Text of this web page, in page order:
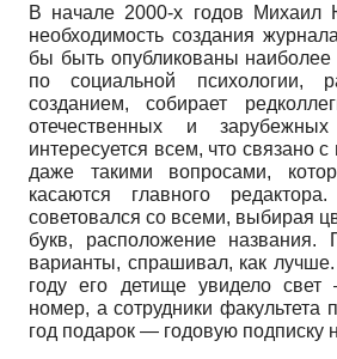
В начале 2000-х годов Михаил
необходимость создания
бы быть опубликованы наиболее
по социальной психологии,
созданием, собирает
отечественных и
интересуется всем, что связано
даже такими вопросами,
касаются главного
советовался со всеми, выбирая
букв, расположение названия.
варианты, спрашивал, как
году его детище увидело
номер, а сотрудники факультета
год подарок — годовую подписку